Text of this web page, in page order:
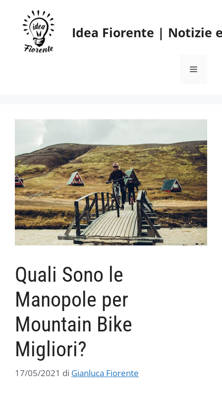
contenuto
Idea Fiorente | Notizie
Menu
Quali Sono le
Manopole per
Mountain Bike
Migliori?
17/05/2021 di Gianluca Fiorente